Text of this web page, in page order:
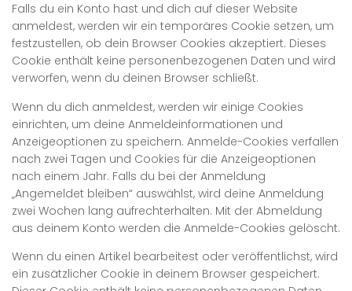
Falls du ein Konto hast und dich auf dieser Website
anmeldest, werden wir ein temporäres Cookie setzen, um
festzustellen, ob dein Browser Cookies akzeptiert. Dieses
Cookie enthält keine personenbezogenen Daten und wird
verworfen, wenn du deinen Browser schließt.
Wenn du dich anmeldest, werden wir einige Cookies
einrichten, um deine Anmeldeinformationen und
Anzeigeoptionen zu speichern. Anmelde-Cookies verfallen
nach zwei Tagen und Cookies für die Anzeigeoptionen
nach einem Jahr. Falls du bei der Anmeldung
„Angemeldet bleiben“ auswählst, wird deine Anmeldung
zwei Wochen lang aufrechterhalten. Mit der Abmeldung
aus deinem Konto werden die Anmelde-Cookies gelöscht.
Wenn du einen Artikel bearbeitest oder veröffentlichst, wird
ein zusätzlicher Cookie in deinem Browser gespeichert.